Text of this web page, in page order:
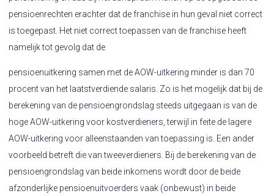
pensioenrechten erachter dat de franchise in hun geval niet correct
is toegepast. Het niet correct toepassen van de franchise heeft
namelijk tot gevolg dat de
pensioenuitkering samen met de AOW-uitkering minder is dan 70
procent van het laatstverdiende salaris. Zo is het mogelijk dat bij de
berekening van de pensioengrondslag steeds uitgegaan is van de
hoge AOW-uitkering voor kostverdieners, terwijl in feite de lagere
AOW-uitkering voor alleenstaanden van toepassing is. Een ander
voorbeeld betreft die van tweeverdieners. Bij de berekening van de
pensioengrondslag van beide inkomens wordt door de beide
afzonderlijke pensioenuitvoerders vaak (onbewust) in beide